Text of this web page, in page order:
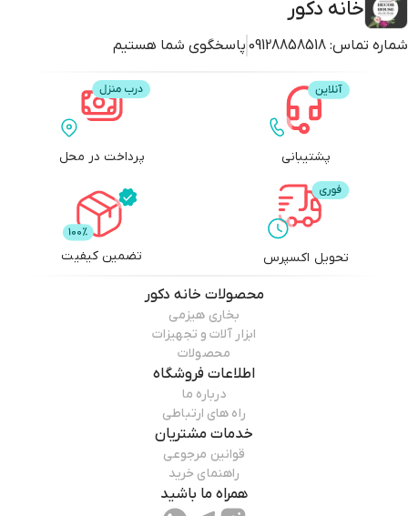
خانه دکور
شماره تماس: 09128858518 پاسخگوی شما هستیم
پشتیبانی پرداخت در محل
تحویل اکسپرس تضمین کیفیت
محصولات خانه دکور
بخاری هیزمی
ابزار آلات و تجهیزات
محصولات
اطلاعات فروشگاه
درباره ما
راه های ارتباطی
خدمات مشتریان
قوانین مرجوعی
راهنمای خرید
همراه ما باشید